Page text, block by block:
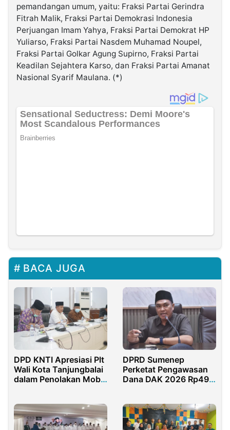
pemandangan umum, yaitu: Fraksi Partai Gerindra
Fitrah Malik, Fraksi Partai Demokrasi Indonesia
Perjuangan Imam Yahya, Fraksi Partai Demokrat HP
Yuliarso, Fraksi Partai Nasdem Muhamad Noupel,
Fraksi Partai Golkar Agung Supirno, Fraksi Partai
Keadilan Sejahtera Karso, dan Fraksi Partai Amanat
Nasional Syarif Maulana. (*)
BACA JUGA
DPD KNTI Apresiasi Plt
Wali Kota Tanjungbalai
dalam Penolakan Mobil
DPRD Sumenep
Perketat Pengawasan
Dana DAK 2026 Rp49